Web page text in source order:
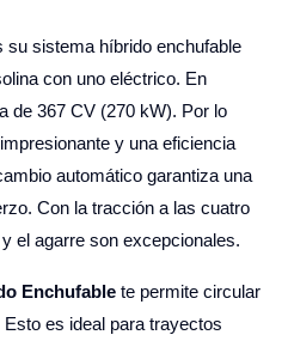
su sistema híbrido enchufable
con uno eléctrico. En
de 367 CV (270 kW). Por lo
y una eficiencia
automático garantiza una
Con la tracción a las cuatro
el agarre son excepcionales.
Enchufable te permite circular
es ideal para trayectos